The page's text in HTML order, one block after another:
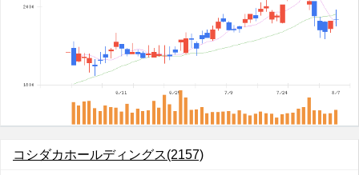
コシダカホールディングス(2157)